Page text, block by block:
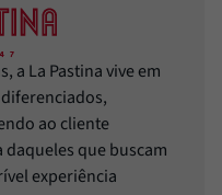
a La Pastina vive em
ao cliente
que buscam
experiência